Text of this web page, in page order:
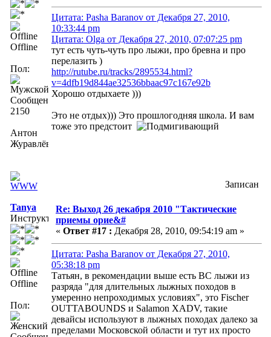
Offline
Пол:
Сообщений:
2150
Антон
Журавлёв
Цитата: Pasha Baranov от Декабря 27, 2010,
10:33:44 pm
Цитата: Olga от Декабря 27, 2010, 07:07:25 pm
тут есть чуть-чуть про лыжи, про бревна и про
перелазить )
http://rutube.ru/tracks/2895534.html?
v=4dfb19d844ae32536bbaac97c167e92b
Хорошо отдыхаете )))
Это не отдых))) Это прошлогодняя школа. И вам
тоже это предстоит
Записан
Tanya
Инструктор
Offline
Пол:
Re: Выход 26 декабря 2010 "Тактические
приемы орие&#
« Ответ #17 : Декабря 28, 2010, 09:54:19 am »
Цитата: Pasha Baranov от Декабря 27, 2010,
05:38:18 pm
Татьян, в рекомендации выше есть BC лыжи из
разряда "для длительных лыжных походов в
умеренно непроходимых условиях", это Fischer
OUTTABOUNDS и Salamon XADV, такие
девайсы используют в лыжных походах далеко за
пределами Московской области и тут их просто